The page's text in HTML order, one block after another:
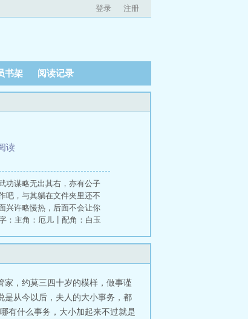
登录 注册
书架 阅读记录
读
功谋略无出其右，亦有公子
吧，与其躺在文件夹里还不
兴许略慢热，后面不会让你
：主角：厄儿┃配角：白玉
，约莫三四十岁的模样，做事谨
是从今以后，夫人的大小事务，都
有什么事务，大小加起来不过就是